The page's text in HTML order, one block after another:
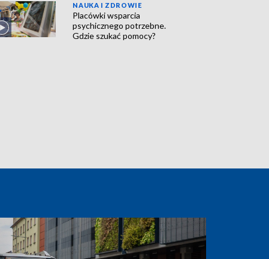
NAUKA I ZDROWIE
Placówki wsparcia
psychicznego potrzebne.
Gdzie szukać pomocy?